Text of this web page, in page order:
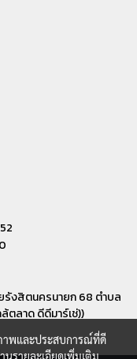
รังสิตนครนายก 68 ตำบล
ตลาด ดีดีมาร์เช่))
าพและประสบการณ์ที่ดี
นรายละเอียดเพิ่มเติม